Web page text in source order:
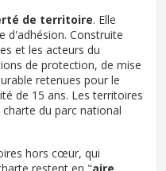
de territoire. Elle
d'adhésion. Construite
et les acteurs du
de protection, de mise
retenues pour le
de 15 ans. Les territoires
du parc national
hors cœur, qui